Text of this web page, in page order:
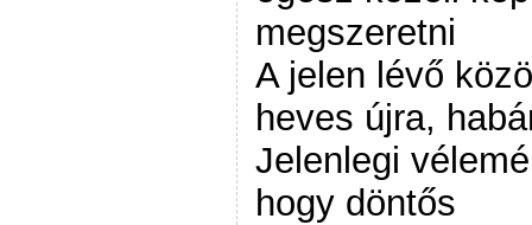
megszeretni
A jelen lévő
heves újra,
Jelenlegi
hogy döntős